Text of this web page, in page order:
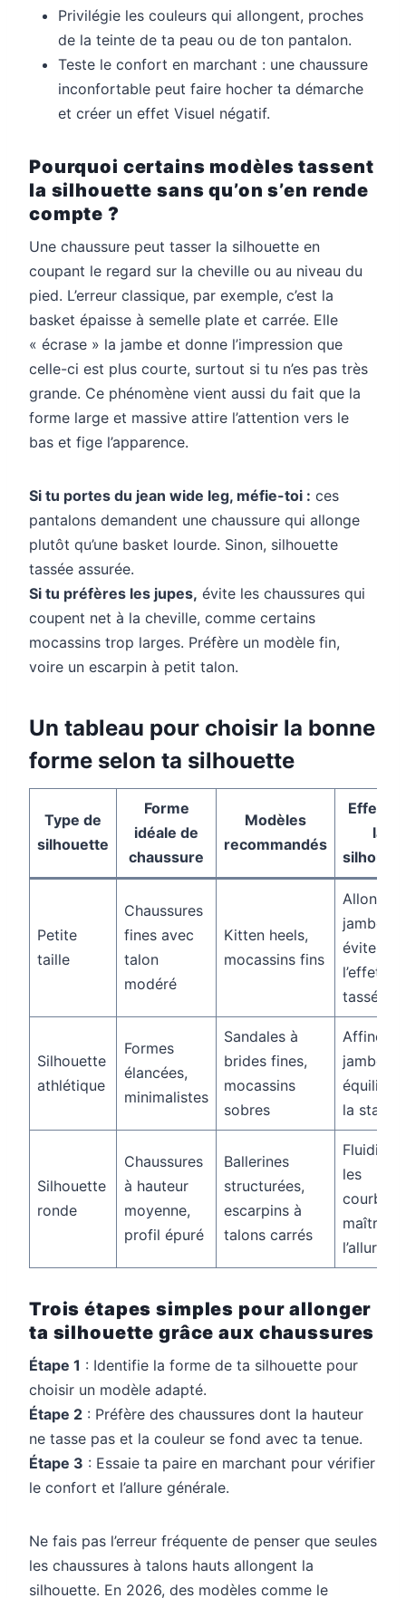
Privilégie les couleurs qui allongent, proches
de la teinte de ta peau ou de ton pantalon.
Teste le confort en marchant : une chaussure
inconfortable peut faire hocher ta démarche
et créer un effet Visuel négatif.
Pourquoi certains modèles tassent
la silhouette sans qu’on s’en rende
compte ?
Une chaussure peut tasser la silhouette en
coupant le regard sur la cheville ou au niveau du
pied. L’erreur classique, par exemple, c’est la
basket épaisse à semelle plate et carrée. Elle
« écrase » la jambe et donne l’impression que
celle-ci est plus courte, surtout si tu n’es pas très
grande. Ce phénomène vient aussi du fait que la
forme large et massive attire l’attention vers le
bas et fige l’apparence.
Si tu portes du jean wide leg, méfie-toi : ces
pantalons demandent une chaussure qui allonge
plutôt qu’une basket lourde. Sinon, silhouette
tassée assurée.
Si tu préfères les jupes, évite les chaussures qui
coupent net à la cheville, comme certains
mocassins trop larges. Préfère un modèle fin,
voire un escarpin à petit talon.
Un tableau pour choisir la bonne
forme selon ta silhouette
Type de
silhouette
Forme
idéale de
chaussure
Modèles
recommandés
Effet
la
Petite
taille
Chaussures
fines avec
talon
modéré
Kitten heels,
mocassins fins
Allonge
jambe,
évite
l’effet
tassé
Silhouette
athlétique
Formes
élancées,
minimalistes
Sandales à
brides fines,
mocassins
sobres
Affine la
jambe,
équilibre
la stature
Silhouette
ronde
Chaussures
à hauteur
moyenne,
profil épuré
Ballerines
structurées,
escarpins à
talons carrés
Fluidifie
les
courbes,
maîtrise
l’allure
Trois étapes simples pour allonger
ta silhouette grâce aux chaussures
Étape 1 : Identifie la forme de ta silhouette pour
choisir un modèle adapté.
Étape 2 : Préfère des chaussures dont la hauteur
ne tasse pas et la couleur se fond avec ta tenue.
Étape 3 : Essaie ta paire en marchant pour vérifier
le confort et l’allure générale.
Ne fais pas l’erreur fréquente de penser que seules
les chaussures à talons hauts allongent la
silhouette. En 2026, des modèles comme le